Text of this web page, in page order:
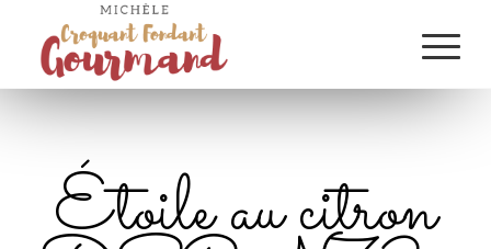
Étoile au citron